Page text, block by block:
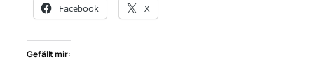
Facebook X
Gefällt mir: